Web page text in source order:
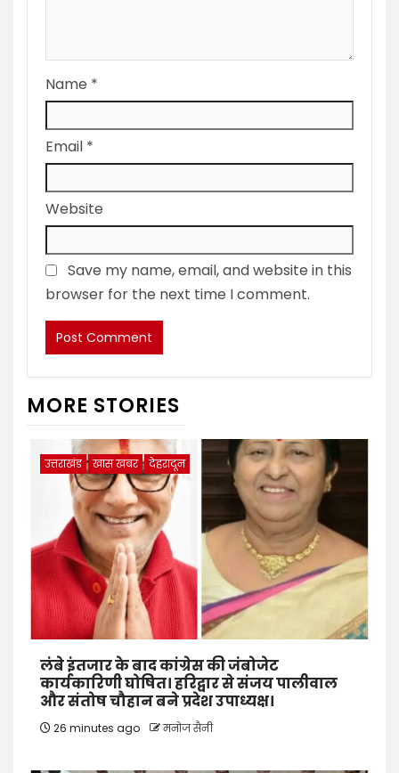
Name *
Email *
Website
Save my name, email, and website in this
browser for the next time I comment.
MORE STORIES
उत्तराखंड खास खबर देहरादून
लंबे इंतजार के बाद कांग्रेस की जंबोजेट
कार्यकारिणी घोषित। हरिद्वार से संजय पालीवाल
और संतोष चौहान बने प्रदेश उपाध्यक्ष।
26 minutes ago मनोज सैनी